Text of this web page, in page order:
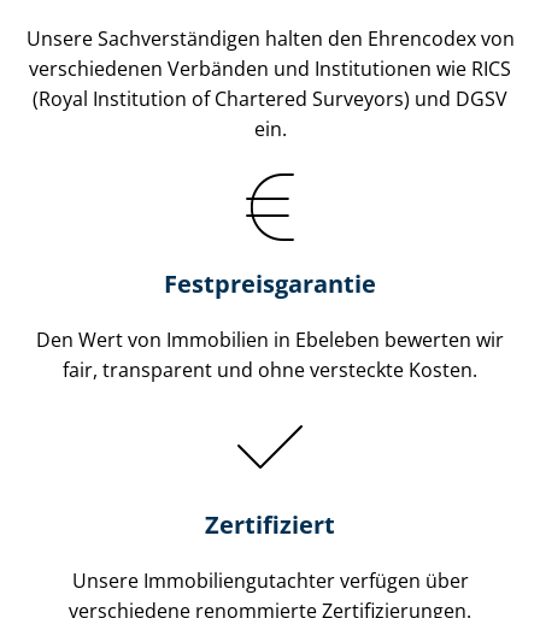
Unsere Sach­ver­stän­di­gen halten den Ehrencodex von
verschiedenen Verbänden und Institutionen wie RICS
(Royal Institution of Chartered Surveyors) und DGSV
ein.
Festpreis​garantie
Den Wert von Immobilien in Ebeleben bewerten wir
fair, transparent und ohne versteckte Kosten.
Zertifiziert
Unsere Immobilien­gutachter verfügen über
verschiedene renommierte Zer­ti­fi­zie­run­gen.